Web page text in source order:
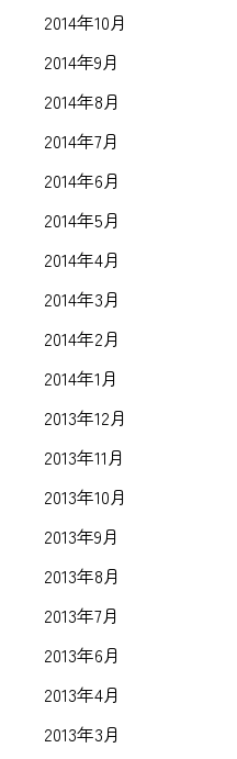
2014年10月
2014年9月
2014年8月
2014年7月
2014年6月
2014年5月
2014年4月
2014年3月
2014年2月
2014年1月
2013年12月
2013年11月
2013年10月
2013年9月
2013年8月
2013年7月
2013年6月
2013年4月
2013年3月